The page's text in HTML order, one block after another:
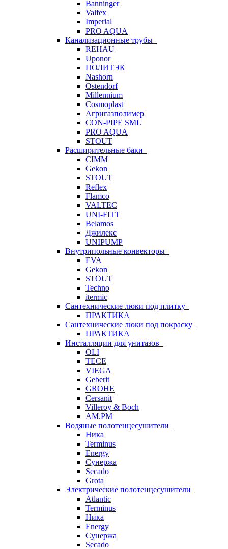
Banninger
Valfex
Imperial
PRO AQUA
Канализационные трубы
REHAU
Uponor
ПОЛИТЭК
Nashorn
Ostendorf
Millennium
Cosmoplast
Агригазполимер
CON-PIPE SML
PRO AQUA
STOUT
Расширительные баки
CIMM
Gekon
STOUT
Reflex
Flamco
VALTEC
UNI-FITT
Belamos
Джилекс
UNIPUMP
Внутрипольные конвекторы
EVA
Gekon
STOUT
Techno
itermic
Сантехнические люки под плитку
ПРАКТИКА
Сантехнические люки под покраску
ПРАКТИКА
Инсталляции для унитазов
OLI
TECE
VIEGA
Geberit
GROHE
Cersanit
Villeroy & Boch
AM.PM
Водяные полотенцесушители
Ника
Terminus
Energy
Сунержа
Secado
Grota
Электрические полотенцесушители
Atlantic
Terminus
Ника
Energy
Сунержа
Secado